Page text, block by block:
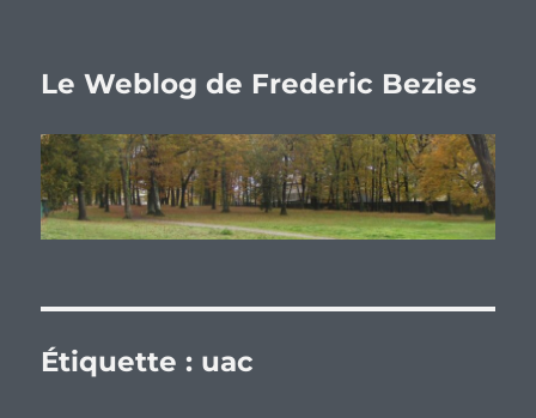
Le Weblog de Frederic Bezies
Étiquette : uac